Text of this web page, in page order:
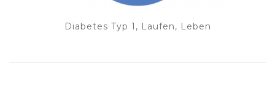
Diabetes Typ 1, Laufen, Leben